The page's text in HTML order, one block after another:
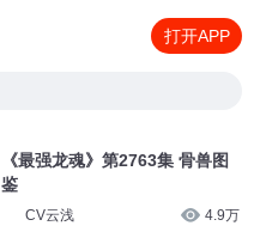
打开APP
《最强龙魂》第2763集 骨兽图
鉴
CV云浅 4.9万